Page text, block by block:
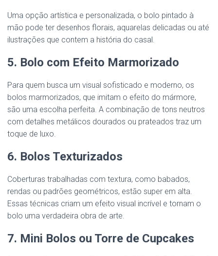
Uma opção artística e personalizada, o bolo pintado à
mão pode ter desenhos florais, aquarelas delicadas ou até
ilustrações que contem a história do casal.
5. Bolo com Efeito Marmorizado
Para quem busca um visual sofisticado e moderno, os
bolos marmorizados, que imitam o efeito do mármore,
são uma escolha perfeita. A combinação de tons neutros
com detalhes metálicos dourados ou prateados traz um
toque de luxo.
6. Bolos Texturizados
Coberturas trabalhadas com textura, como babados,
rendas ou padrões geométricos, estão super em alta.
Essas técnicas criam um efeito visual incrível e tornam o
bolo uma verdadeira obra de arte.
7. Mini Bolos ou Torre de Cupcakes